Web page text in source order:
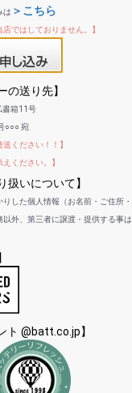
は ＞こちら
ではしておりません。】
の送り先】
書箱11号
○○○ 宛
ください！！】
ください。】
扱いについて】
りした個人情報（お名前・ご住所
外、第三者に譲渡・提供する事
ト @batt.co.jp】